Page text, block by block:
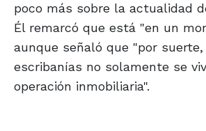
poco más sobre la actualidad
Él remarcó que está "en un
aunque señaló que "por
escribanías no solamente se
operación inmobiliaria".